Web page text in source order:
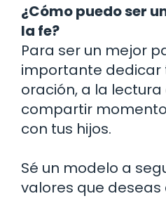
¿Cómo puedo ser
la fe?
Para ser un mejor
importante dedicar
oración, a la lectura
compartir
con tus hijos.
Sé un modelo a
valores que deseas